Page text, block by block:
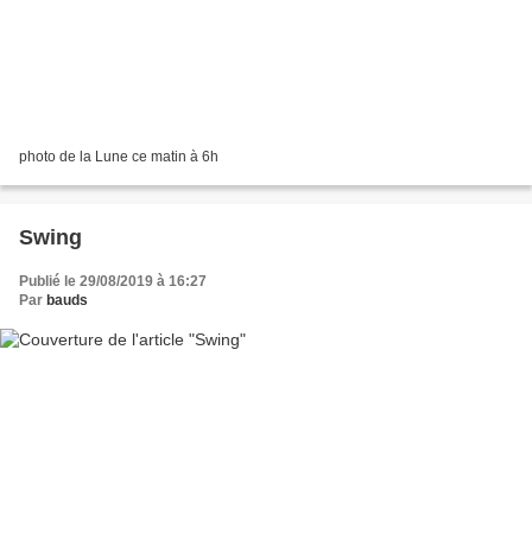
photo de la Lune ce matin à 6h
Swing
Publié le 29/08/2019 à 16:27
Par bauds